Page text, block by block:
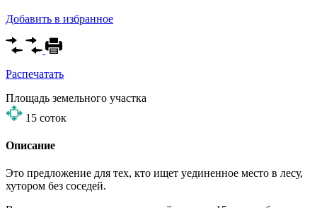
Добавить в избранное
Распечатать
Площадь земельного участка
15 соток
Описание
Это предложение для тех, кто ищет уединенное место в лесу,
хутором без соседей.